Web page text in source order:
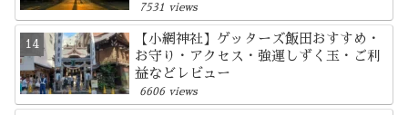
7531 views
【小網神社】ゲッターズ飯田おすすめ・
お守り・アクセス・強運しずく玉・ご利
益などレビュー
6606 views